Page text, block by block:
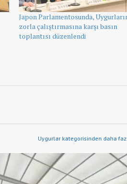
Japon Parlamentosunda,
zorla çalıştırmasına karşı basın
toplantısı düzenlendi
Uygurlar kategorisinden daha